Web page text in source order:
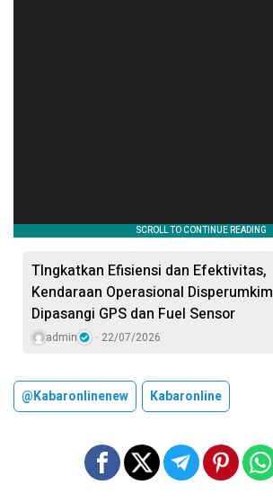
TIngkatkan Efisiensi dan Efektivitas,
Kendaraan Operasional Disperumkim
Dipasangi GPS dan Fuel Sensor
admin 22/07/2026
@kabaronlinenew Kabaronline